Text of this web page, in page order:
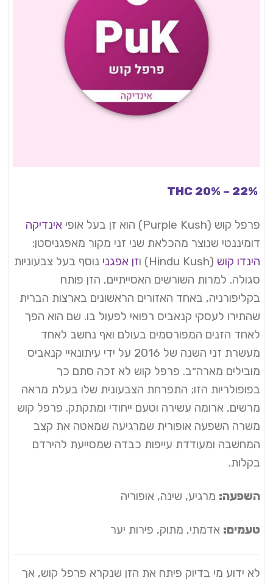
פרפל קוש (Purple Kush) הוא זן בעל אופי
אינדיקה
דומיננטי שנוצר מהכלאת שני זני מקור מאפגניסטן:
הינדו קוש (Hindu Kush) ו זן אפגני נוסף בעל צבעוניות
סגולה. למרות השורשים האסייתיים, הזן פותח
בקליפורניה, באחד האזורים הראשונים בארצות הברית
שהתירו לעסקי קנאביס רפואי לפעול בו. שם הוא הפך
לאחד הזנים המפורסמים בעולם ואף נחשב לאחד
מעשרת זני השנה של 2016 על ידי עיתונאיי קנאביס
מובילים מארה״ב. פרפל קוש לא זכה סתם כך
בפופולריות הזו; התפרחת הצבעונית שלו בעלת מראה
מרשים, ארומה עשירה וטעם ייחודי ומתקתק. פרפל קוש
משרה השפעה אופורית שמרגיעה שמאטה את קצב
המחשבה ומעודדת עייפות כבדה שמסייעת להירדם
בקלות.
השפעה: מרגיע, שינה, אופוריה
טעמים: אדמתי, מתוק, פירות יער
לא ידוע מי בדיוק פיתח את הזן שנקרא פרפל קוש, אך